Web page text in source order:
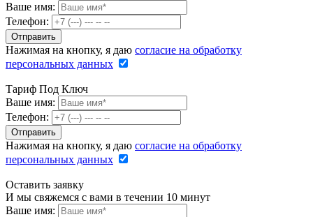
Ваше имя:
Телефон:
Нажимая на кнопку, я даю согласие на обработку
персональных данных
Тариф Под Ключ
Ваше имя:
Телефон:
Нажимая на кнопку, я даю согласие на обработку
персональных данных
Оставить заявку
И мы свяжемся с вами в течении 10 минут
Ваше имя: